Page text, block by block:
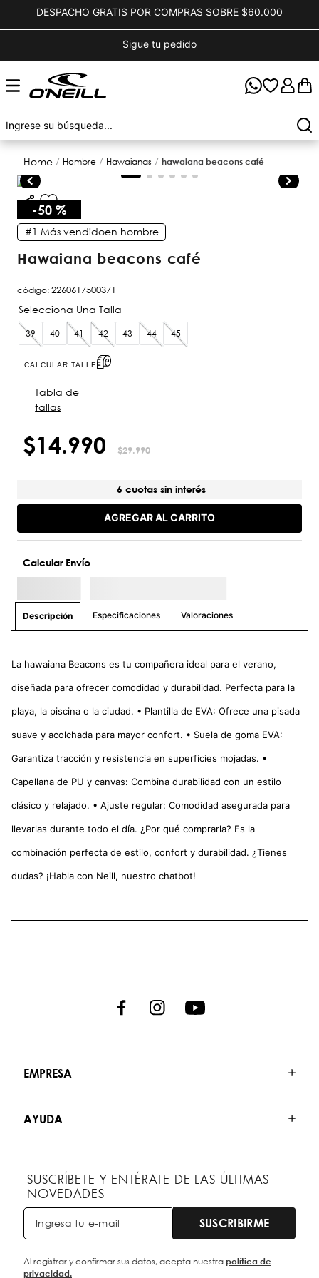
DESPACHO GRATIS POR COMPRAS SOBRE $60.000
Sigue tu pedido
hombre hawaianas hawaiana beacons café
-50 %
#1 Más vendidoen hombre
hawaiana beacons café
código:2260617500371
39 40 41 42 43 44 45
CALCULAR TALLE
Tabla de
tallas
$14.990 $29.990
6 cuotas sin interés
AGREGAR AL CARRITO
Calcular Envío
Descripción Especificaciones Valoraciones
La hawaiana Beacons es tu compañera ideal para el verano,
diseñada para ofrecer comodidad y durabilidad. Perfecta para la
playa, la piscina o la ciudad. • Plantilla de EVA: Ofrece una pisada
suave y acolchada para mayor confort. • Suela de goma EVA:
Garantiza tracción y resistencia en superficies mojadas. •
Capellana de PU y canvas: Combina durabilidad con un estilo
clásico y relajado. • Ajuste regular: Comodidad asegurada para
llevarlas durante todo el día. ¿Por qué comprarla? Es la
combinación perfecta de estilo, confort y durabilidad. ¿Tienes
dudas? ¡Habla con Neill, nuestro chatbot!
EMPRESA
AYUDA
SUSCRÍBETE Y ENTÉRATE DE LAS ÚLTIMAS
NOVEDADES
SUSCRIBIRME
Al registrar y confirmar sus datos, acepta nuestrapolítica de
privacidad.